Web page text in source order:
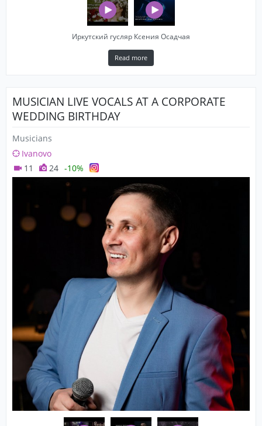
Иркутский гусляр Ксения Осадчая
Read more
MUSICIAN LIVE VOCALS AT A CORPORATE
WEDDING BIRTHDAY
Musicians
Ivanovo
11
24 -10%